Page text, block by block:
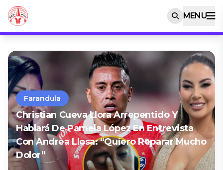
MENU
Farandula
Christian Cueva Llora Arrepentido Y
Hablará De Pamela López En Entrevista
Con Andrea Llosa: “Quiero Reparar Mucho
Dolor”